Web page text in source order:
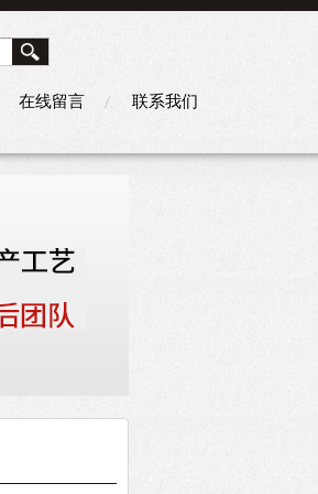
在线留言 联系我们